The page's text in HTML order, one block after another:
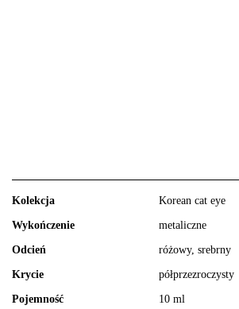
Kolekcja Korean cat eye
Wykończenie metaliczne
Odcień różowy, srebrny
Krycie półprzezroczysty
Pojemność 10 ml